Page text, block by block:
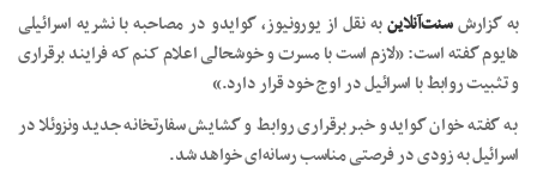
به گزارشسنت‌آنلاینبه نقل از یورونیوز، گوایدو در مصاحبه با نشریه اسرائیلی
هایوم گفته است: «لازم است با مسرت و خوشحالی اعلام کنم که فرایند برقراری
و تثبیت روابط با اسرائیل در اوج خود قرار دارد.»
به گفته خوان گوایدو خبر برقراری روابط و گشایش سفارتخانه جدید ونزوئلا در
اسرائیل به زودی در فرصتی مناسب رسانه‌ای خواهد شد.